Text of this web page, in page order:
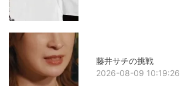
藤井サチの挑戦
2026-08-09 10:19:26